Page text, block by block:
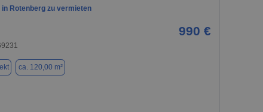
in Rotenberg zu vermieten
990 €
ca. 120,00 m²